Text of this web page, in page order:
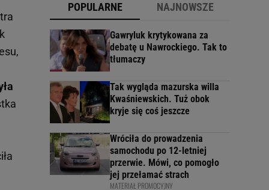
POPULARNE NAJNOWSZE
Gawryluk krytykowana za
debatę u Nawrockiego. Tak to
tłumaczy
Tak wygląda mazurska willa
Kwaśniewskich. Tuż obok
kryje się coś jeszcze
Wróciła do prowadzenia
samochodu po 12-letniej
przerwie. Mówi, co pomogło
jej przełamać strach
MATERIAŁ PROMOCYJNY